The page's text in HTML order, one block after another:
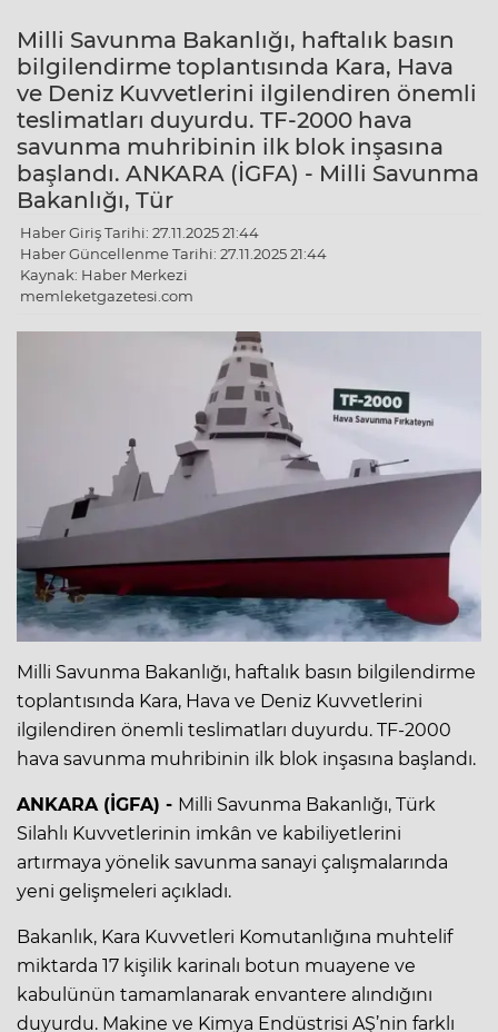
Milli Savunma Bakanlığı, haftalık basın
bilgilendirme toplantısında Kara, Hava
ve Deniz Kuvvetlerini ilgilendiren önemli
teslimatları duyurdu. TF-2000 hava
savunma muhribinin ilk blok inşasına
başlandı. ANKARA (İGFA) - Milli Savunma
Bakanlığı, Tür
Haber Giriş Tarihi: 27.11.2025 21:44
Haber Güncellenme Tarihi: 27.11.2025 21:44
Kaynak: Haber Merkezi
memleketgazetesi.com
Milli Savunma Bakanlığı, haftalık basın bilgilendirme
toplantısında Kara, Hava ve Deniz Kuvvetlerini
ilgilendiren önemli teslimatları duyurdu. TF-2000
hava savunma muhribinin ilk blok inşasına başlandı.
ANKARA (İGFA) - Milli Savunma Bakanlığı, Türk
Silahlı Kuvvetlerinin imkân ve kabiliyetlerini
artırmaya yönelik savunma sanayi çalışmalarında
yeni gelişmeleri açıkladı.
Bakanlık, Kara Kuvvetleri Komutanlığına muhtelif
miktarda 17 kişilik karinalı botun muayene ve
kabulünün tamamlanarak envantere alındığını
duyurdu. Makine ve Kimya Endüstrisi AŞ’nin farklı